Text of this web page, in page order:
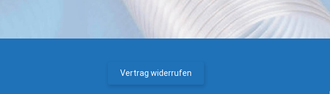
Vertrag widerrufen